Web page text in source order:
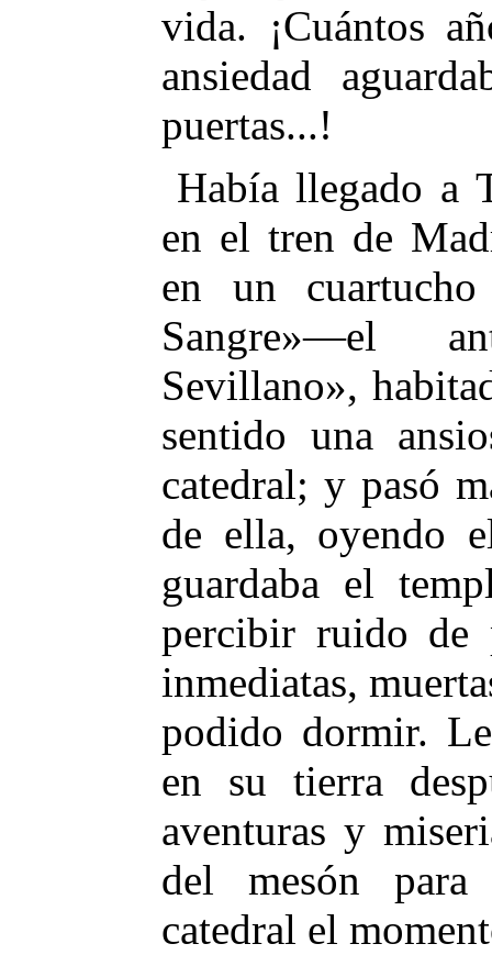
vida. ¡Cuántos
ansiedad
puertas...!
Había llegado a
en el tren de
en un
Sangre»—el
Sevillano»,
sentido una
catedral; y pasó
de ella, oyendo
guardaba el
percibir ruido de
inmediatas,
podido dormir.
en su tierra
aventuras y
del mesón
catedral el